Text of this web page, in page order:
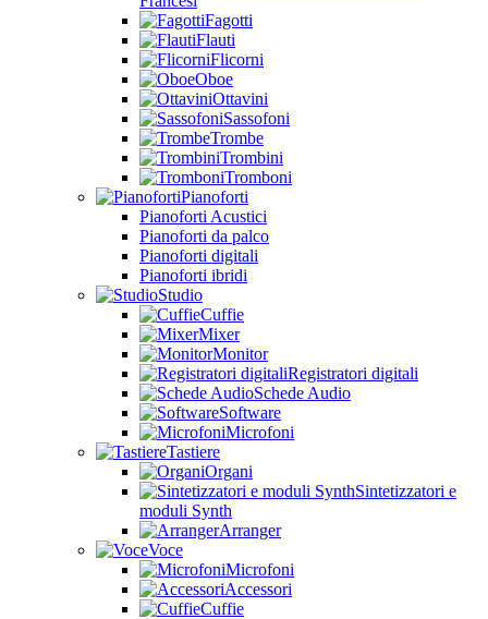
Fagotti
Flauti
Flicorni
Oboe
Ottavini
Sassofoni
Trombe
Trombini
Tromboni
Pianoforti
Pianoforti Acustici
Pianoforti da palco
Pianoforti digitali
Pianoforti ibridi
Studio
Cuffie
Mixer
Monitor
Registratori digitali
Schede Audio
Software
Microfoni
Tastiere
Organi
Sintetizzatori e
moduli Synth
Arranger
Voce
Microfoni
Accessori
Cuffie